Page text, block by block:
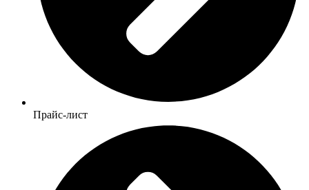
Прайс-лист